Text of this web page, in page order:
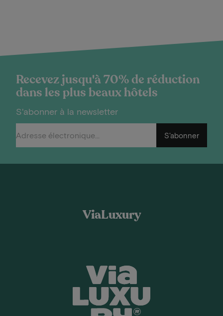
Recevez jusqu'à 70% de réduction
dans les plus beaux hôtels
S'abonner à la newsletter
S'abonner
ViaLuxury